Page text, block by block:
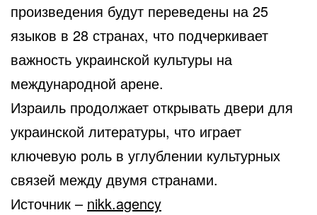
произведения будут переведены на 25
языков в 28 странах, что подчеркивает
важность украинской культуры на
международной арене.
Израиль продолжает открывать двери для
украинской литературы, что играет
ключевую роль в углублении культурных
связей между двумя странами.
Источник – nikk.agency